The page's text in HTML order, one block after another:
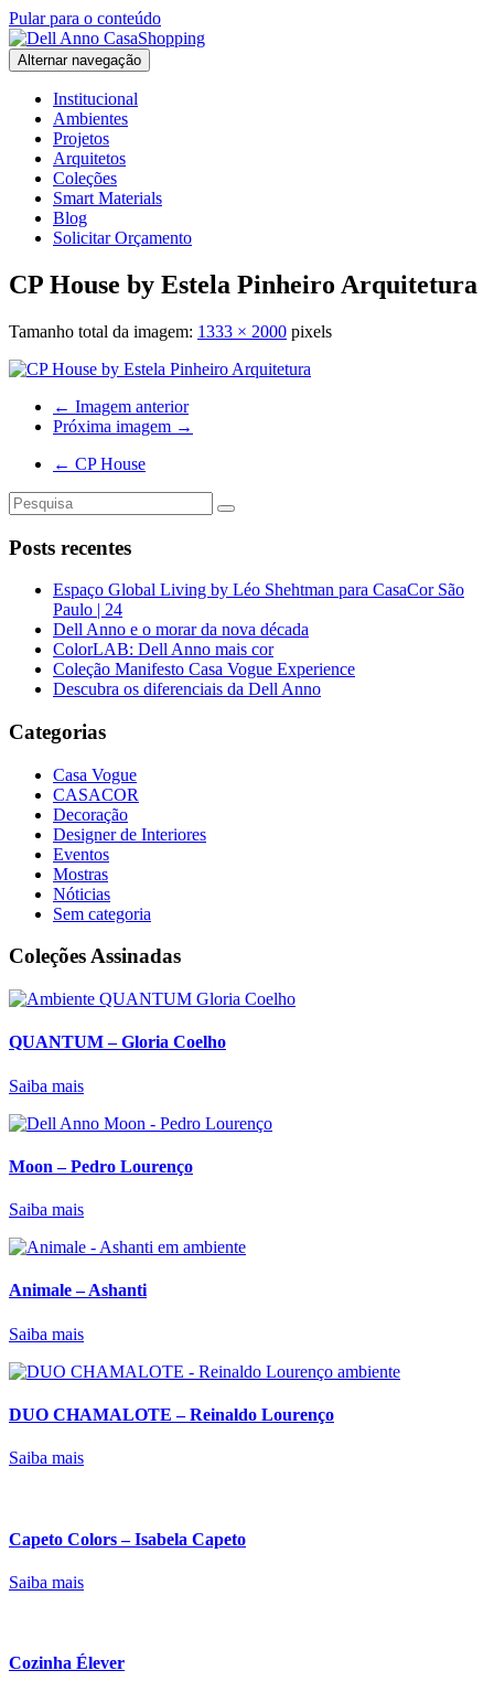
Pular para o conteúdo
Alternar navegação
Institucional
Ambientes
Projetos
Arquitetos
Coleções
Smart Materials
Blog
Solicitar Orçamento
CP House by Estela Pinheiro Arquitetura
Tamanho total da imagem: 1333 × 2000 pixels
← Imagem anterior
Próxima imagem →
← CP House
Posts recentes
Espaço Global Living by Léo Shehtman para CasaCor São
Paulo | 24
Dell Anno e o morar da nova década
ColorLAB: Dell Anno mais cor
Coleção Manifesto Casa Vogue Experience
Descubra os diferenciais da Dell Anno
Categorias
Casa Vogue
CASACOR
Decoração
Designer de Interiores
Eventos
Mostras
Nóticias
Sem categoria
Coleções Assinadas
QUANTUM – Gloria Coelho
Saiba mais
Moon – Pedro Lourenço
Saiba mais
Animale – Ashanti
Saiba mais
DUO CHAMALOTE – Reinaldo Lourenço
Saiba mais
Capeto Colors – Isabela Capeto
Saiba mais
Cozinha Élever